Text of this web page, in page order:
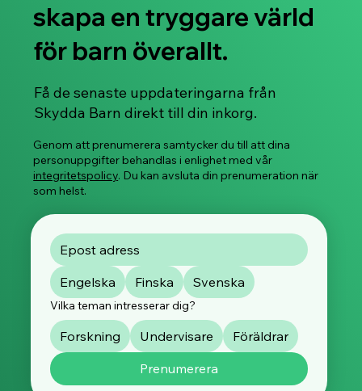
Skyddandet av barn och unga på digitala
plattformar
skapa en tryggare värld
för barn överallt.
Få de senaste uppdateringarna från
Skydda Barn direkt till din inkorg.
Genom att prenumerera samtycker du till att dina
personuppgifter behandlas i enlighet med vår
integritetspolicy. Du kan avsluta din prenumeration när
som helst.
Engelska Finska Svenska
Vilka teman intresserar dig?
Forskning Undervisare
Föräldrar
Prenumerera